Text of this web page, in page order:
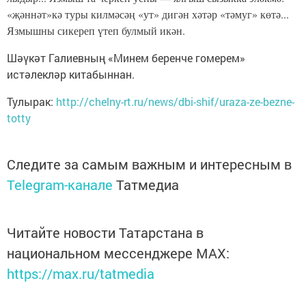
«җәннәт»кә туры килмәсәң «ут» дигән хәтәр «тәмуг» көтә...
Язмышны сикереп үтеп булмый икән.
Шәүкәт Галиевның «Минем беренче гомерем»
истәлекләр китабыннан.
Тулырак: http://chelny-rt.ru/news/dbi-shif/uraza-ze-bezne-
totty
Следите за самым важным и интересным в
Telegram-канале Татмедиа
Читайте новости Татарстана в
национальном мессенджере MАХ:
https://max.ru/tatmedia